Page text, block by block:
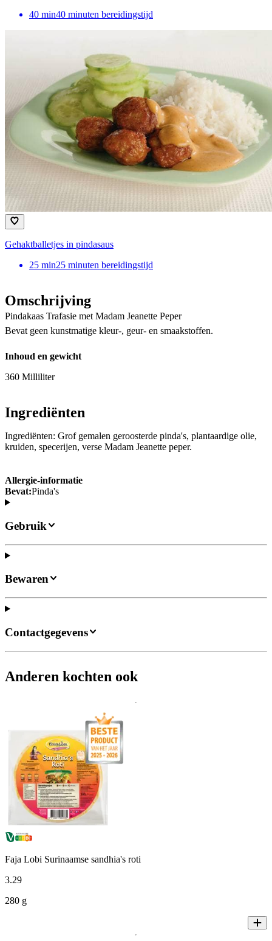
40 min40 minuten bereidingstijd
Gehaktballetjes in pindasaus
25 min25 minuten bereidingstijd
Omschrijving
Pindakaas Trafasie met Madam Jeanette Peper
Bevat geen kunstmatige kleur-, geur- en smaakstoffen.
Inhoud en gewicht
360 Milliliter
Ingrediënten
Ingrediënten: Grof gemalen geroosterde pinda's, plantaardige olie,
kruiden, specerijen, verse Madam Jeanette peper.
Allergie-informatie
Bevat:Pinda's
Gebruik
Bewaren
Contactgegevens
Anderen kochten ook
Faja Lobi Surinaamse sandhia's roti
3.29
280 g